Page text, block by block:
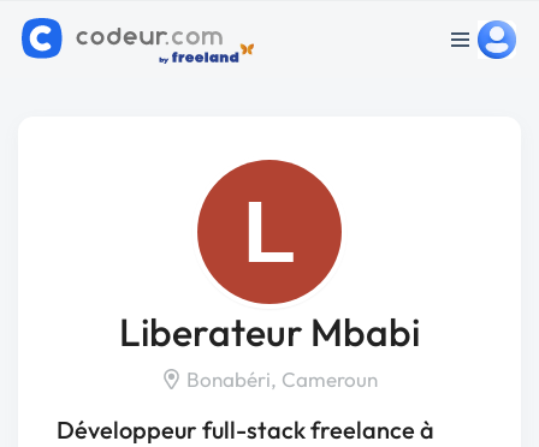
L
Liberateur Mbabi
Bonabéri, Cameroun
Développeur full-stack freelance à